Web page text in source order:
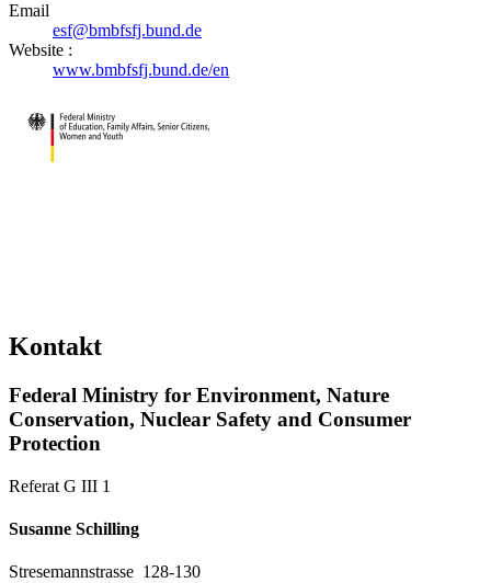
Email
esf@bmbfsfj.bund.de
Website :
www.bmbfsfj.bund.de/en
Kontakt
Federal Ministry for Environment, Nature
Conservation, Nuclear Safety and Consumer
Protection
Referat G III 1
Susanne Schilling
Stresemannstrasse 128-130